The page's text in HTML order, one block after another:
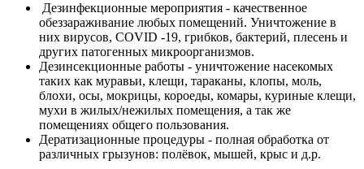
Дезинфекционные мероприятия - качественное
обеззараживание любых помещений. Уничтожение в
них вирусов, COVID -19, грибков, бактерий, плесень и
других патогенных микроорганизмов.
Дезинсекционные работы - уничтожение насекомых
таких как муравьи, клещи, тараканы, клопы, моль,
блохи, осы, мокрицы, короеды, комары, куриные клещи,
мухи в жилых/нежилых помещения, а так же
помещениях общего пользования.
Дератизационные процедуры - полная обработка от
различных грызунов: полёвок, мышей, крыс и д.р.